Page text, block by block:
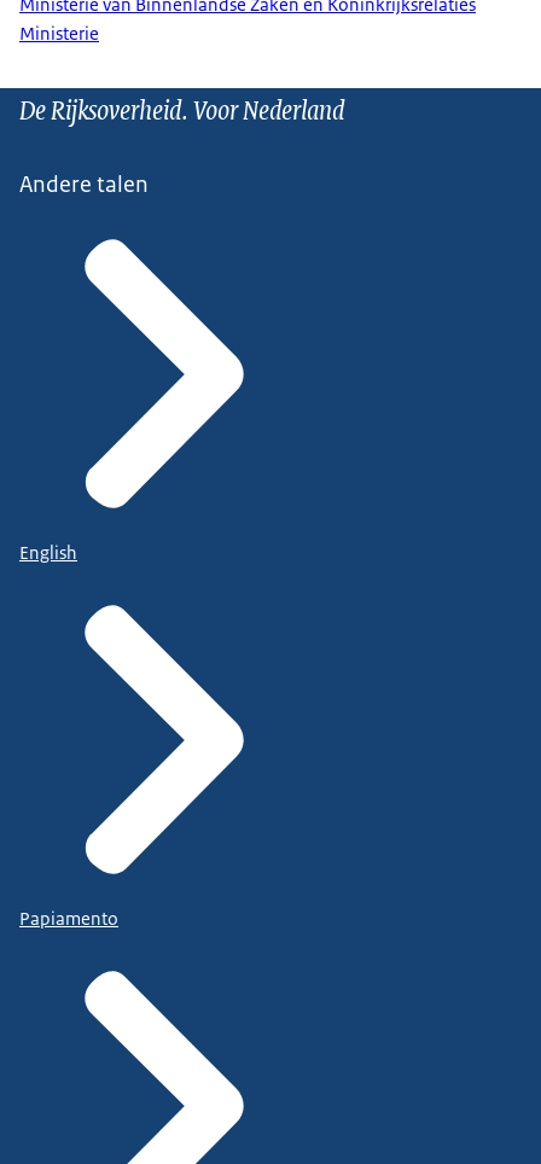
Ministerie
De Rijksoverheid. Voor Nederland
Andere talen
English
Papiamento